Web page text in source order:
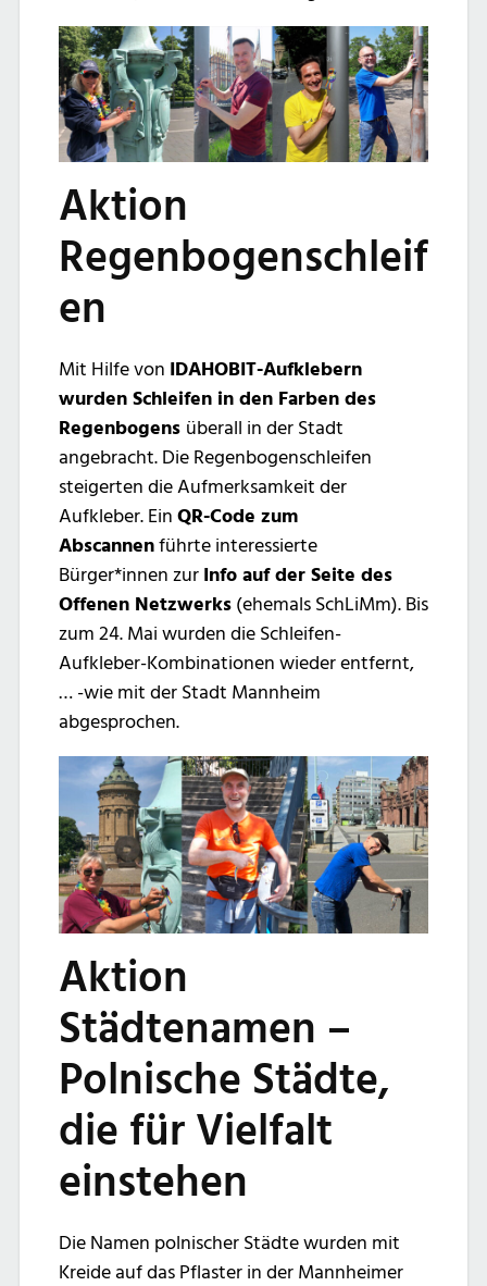
Aktion
Regenbogenschleif
en
Mit Hilfe von IDAHOBIT-Aufklebern
wurden Schleifen in den Farben des
Regenbogens überall in der Stadt
angebracht. Die Regenbogenschleifen
steigerten die Aufmerksamkeit der
Aufkleber. Ein QR-Code zum
Abscannenführte interessierte
Bürger*innen zur Info auf der Seite des
Offenen Netzwerks (ehemals SchLiMm). Bis
zum 24. Mai wurden die Schleifen-
Aufkleber-Kombinationen wieder entfernt,
… -wie mit der Stadt Mannheim
abgesprochen.
Aktion
Städtenamen –
Polnische Städte,
die für Vielfalt
einstehen
Die Namen polnischer Städte wurden mit
Kreide auf das Pflaster in der Mannheimer